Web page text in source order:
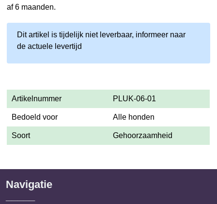
af 6 maanden.
Dit artikel is tijdelijk niet leverbaar, informeer naar
de actuele levertijd
Artikelnummer PLUK-06-01
Bedoeld voor Alle honden
Soort Gehoorzaamheid
Navigatie